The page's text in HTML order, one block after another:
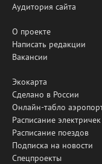
Аудитория сайта
О проекте
Написать редакции
Вакансии
Экокарта
Сделано в России
Онлайн-табло
Расписание электричек
Расписание поездов
Подписка на новости
Спецпроекты